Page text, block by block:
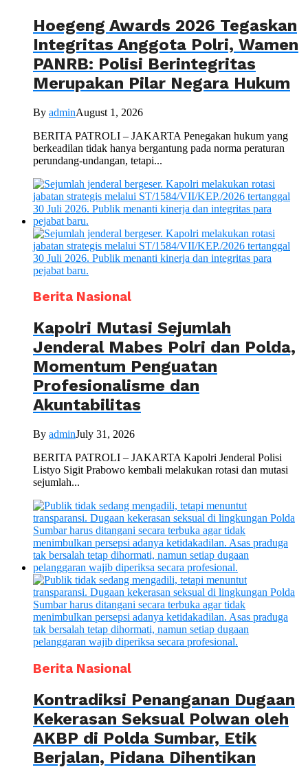
Hoegeng Awards 2026 Tegaskan
Integritas Anggota Polri, Wamen
PANRB: Polisi Berintegritas
Merupakan Pilar Negara Hukum
By adminAugust 1, 2026
BERITA PATROLI – JAKARTA Penegakan hukum yang
berkeadilan tidak hanya bergantung pada norma peraturan
perundang-undangan, tetapi...
Berita Nasional
Kapolri Mutasi Sejumlah
Jenderal Mabes Polri dan Polda,
Momentum Penguatan
Profesionalisme dan
Akuntabilitas
By adminJuly 31, 2026
BERITA PATROLI – JAKARTA Kapolri Jenderal Polisi
Listyo Sigit Prabowo kembali melakukan rotasi dan mutasi
sejumlah...
Berita Nasional
Kontradiksi Penanganan Dugaan
Kekerasan Seksual Polwan oleh
AKBP di Polda Sumbar, Etik
Berjalan, Pidana Dihentikan